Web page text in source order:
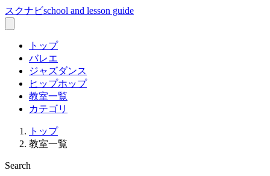
スクナビschool and lesson guide
トップ
バレエ
ジャズダンス
ヒップホップ
教室一覧
カテゴリ
トップ
教室一覧
Search